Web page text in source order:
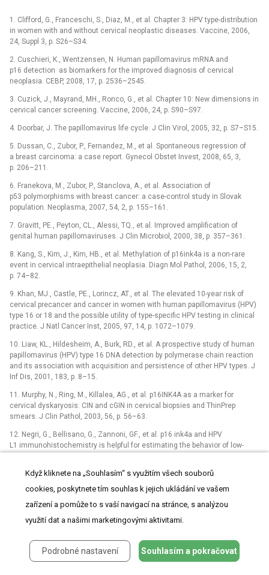
1. Clifford, G., Franceschi, S., Diaz, M., et al. Chapter 3: HPV type-distribution
in women with and without cervical neoplastic diseases. Vaccine, 2006,
24, Suppl 3, p. S26–S34.
2. Cuschieri, K., Wentzensen, N. Human papillomavirus mRNA and
p16 detection as biomarkers for the improved diagnosis of cervical
neoplasia. CEBP, 2008, 17, p. 2536–2545.
3. Cuzick, J., Mayrand, MH., Ronco, G., et al. Chapter 10: New dimensions in
cervical cancer screening. Vaccine, 2006, 24, p. S90–S97.
4. Doorbar, J. The papillomavirus life cycle. J Clin Virol, 2005, 32, p. S7–S15.
5. Dussan, C., Zubor, P., Fernandez, M., et al. Spontaneous regression of
a breast carcinoma: a case report. Gynecol Obstet Invest, 2008, 65, 3,
p. 206–211.
6. Franekova, M., Zubor, P., Stanclova, A., et al. Association of
p53 polymorphisms with breast cancer: a case-control study in Slovak
population. Neoplasma, 2007, 54, 2, p. 155–161.
7. Gravitt, PE., Peyton, CL., Alessi, TQ., et al. Improved amplification of
genital human papillomaviruses. J Clin Microbiol, 2000, 38, p. 357–361.
8. Kang, S., Kim, J., Kim, HB., et al. Methylation of p16ink4a is a non-rare
event in cervical intraepithelial neoplasia. Diagn Mol Pathol, 2006, 15, 2,
p. 74–82.
9. Khan, MJ., Castle, PE., Lorincz, AT., et al. The elevated 10-year risk of
cervical precancer and cancer in women with human papillomavirus (HPV)
type 16 or 18 and the possible utility of type-specific HPV testing in clinical
practice. J Natl Cancer Inst, 2005, 97, 14, p. 1072–1079.
10. Liaw, KL., Hildesheim, A., Burk, RD., et al. A prospective study of human
papillomavirus (HPV) type 16 DNA detection by polymerase chain reaction
and its association with acquisition and persistence of other HPV types. J
Inf Dis, 2001, 183, p. 8–15.
11. Murphy, N., Ring, M., Killalea, AG., et al. p16INK4A as a marker for
cervical dyskaryosis: CIN and cGIN in cervical biopsies and ThinPrep
smears. J Clin Pathol, 2003, 56, p. 56–63.
12. Negri, G., Bellisano, G., Zannoni, GF., et al. p16 ink4a and HPV
L1 immunohistochemistry is helpful for estimating the behavior of low-
13. Ondrusova, M., Zubor, P., Ondrus, D. Time trends in cervical cancer
epidemiology in the Slovak Republic: reflection on the non-implementation
of screening with international comparisons. Neoplasma. 2012, 59, 2,
p. 121–128.
in the microenvironment of CIN2-3 with and without spontaneous
regression. Mod Pathol, 2010, 23, 9, p. 1231–1240.
Když kliknete na „Souhlasím“ s využitím všech souborů
cookies, poskytnete tím souhlas k jejich ukládání ve vašem
zařízení a pomůže to s vaší navigací na stránce, s analýzou
využití dat a našimi marketingovými aktivitami.
Podrobné nastavení Souhlasím a pokračovat